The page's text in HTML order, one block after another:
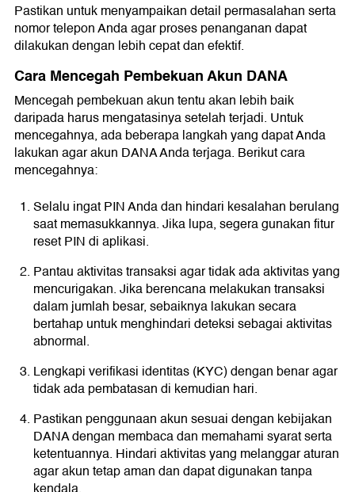
Pastikan untuk menyampaikan detail permasalahan serta
nomor telepon Anda agar proses penanganan dapat
dilakukan dengan lebih cepat dan efektif.
Cara Mencegah Pembekuan Akun DANA
Mencegah pembekuan akun tentu akan lebih baik
daripada harus mengatasinya setelah terjadi. Untuk
mencegahnya, ada beberapa langkah yang dapat Anda
lakukan agar akun DANA Anda terjaga. Berikut cara
mencegahnya:
Selalu ingat PIN Anda dan hindari kesalahan berulang
saat memasukkannya. Jika lupa, segera gunakan fitur
reset PIN di aplikasi.
Pantau aktivitas transaksi agar tidak ada aktivitas yang
mencurigakan. Jika berencana melakukan transaksi
dalam jumlah besar, sebaiknya lakukan secara
bertahap untuk menghindari deteksi sebagai aktivitas
abnormal.
Lengkapi verifikasi identitas (KYC) dengan benar agar
tidak ada pembatasan di kemudian hari.
Pastikan penggunaan akun sesuai dengan kebijakan
DANA dengan membaca dan memahami syarat serta
ketentuannya. Hindari aktivitas yang melanggar aturan
agar akun tetap aman dan dapat digunakan tanpa